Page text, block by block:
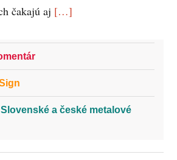
čakajú aj […]
Slovenské a české metalové